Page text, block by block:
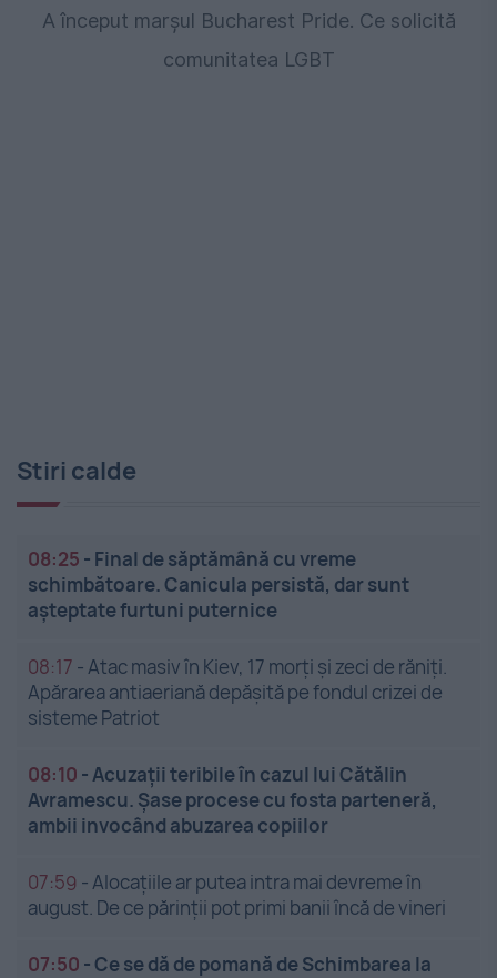
A început marșul Bucharest Pride. Ce solicită
comunitatea LGBT
Stiri calde
08:25 - Final de săptămână cu vreme
schimbătoare. Canicula persistă, dar sunt
așteptate furtuni puternice
08:17 -Atac masiv în Kiev, 17 morți și zeci de răniți.
Apărarea antiaeriană depășită pe fondul crizei de
sisteme Patriot
08:10 -Acuzații teribile în cazul lui Cătălin
Avramescu. Șase procese cu fosta parteneră,
ambii invocând abuzarea copiilor
07:59 -Alocațiile ar putea intra mai devreme în
august. De ce părinții pot primi banii încă de vineri
07:50 -Ce se dă de pomană de Schimbarea la